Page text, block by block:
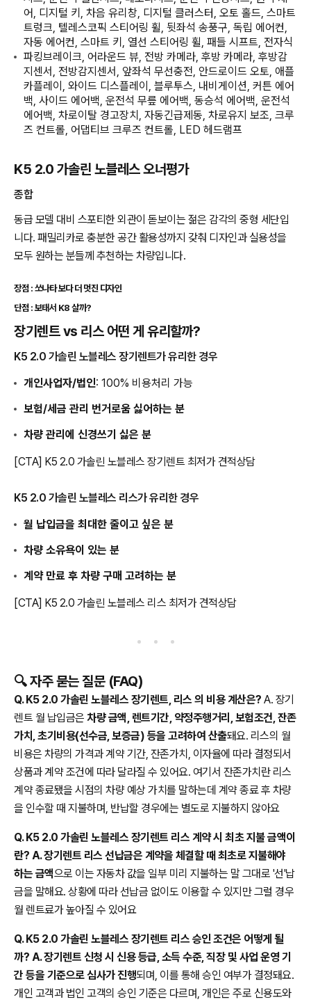
어, 디지털 키, 차음 유리창, 디지털 클러스터, 오토 홀드, 스마트
트렁크, 텔레스코픽 스티어링 휠, 뒷좌석 송풍구, 독립 에어컨,
자동 에어컨, 스마트 키, 열선 스티어링 휠, 패들 시프트, 전자식
파킹브레이크, 어라운드 뷰, 전방 카메라, 후방 카메라, 후방감
지센서, 전방감지센서, 앞좌석 무선충전, 안드로이드 오토, 애플
카플레이, 와이드 디스플레이, 블루투스, 내비게이션, 커튼 에어
백, 사이드 에어백, 운전석 무릎 에어백, 동승석 에어백, 운전석
에어백, 차로이탈 경고장치, 자동긴급제동, 차로유지 보조, 크루
즈 컨트롤, 어댑티브 크루즈 컨트롤, LED 헤드램프
K5 2.0 가솔린 노블레스 오너평가
종합
동급 모델 대비 스포티한 외관이 돋보이는 젊은 감각의 중형 세단입
니다. 패밀리카로 충분한 공간 활용성까지 갖춰 디자인과 실용성을
모두 원하는 분들께 추천하는 차량입니다.
장점 : 쏘나타 보다 더 멋진 디자인
단점 : 보태서 K8 살까?
장기렌트 vs 리스 어떤 게 유리할까?
K5 2.0 가솔린 노블레스 장기렌트가 유리한 경우
개인사업자/법인: 100% 비용처리 가능
보험/세금 관리 번거로움 싫어하는 분
차량 관리에 신경쓰기 싫은 분
[CTA] K5 2.0 가솔린 노블레스 장기렌트 최저가 견적상담
K5 2.0 가솔린 노블레스 리스가 유리한 경우
월 납입금을 최대한 줄이고 싶은 분
차량 소유욕이 있는 분
계약 만료 후 차량 구매 고려하는 분
[CTA] K5 2.0 가솔린 노블레스 리스 최저가 견적상담
🔍 자주 묻는 질문 (FAQ)
Q. K5 2.0 가솔린 노블레스 장기렌트, 리스 의 비용 계산은? A. 장기
렌트 월 납입금은 차량 금액, 렌트기간, 약정주행거리, 보험조건, 잔존
가치, 초기비용(선수금, 보증금) 등을 고려하여 산출돼요. 리스의 월
비용은 차량의 가격과 계약 기간, 잔존가치, 이자율에 따라 결정되서
상품과 계약 조건에 따라 달라질 수 있어요. 여기서 잔존가치란 리스
계약 종료됐을 시점의 차량 예상 가치를 말하는데 계약 종료 후 차량
을 인수할 때 지불하며, 반납할 경우에는 별도로 지불하지 않아요
Q. K5 2.0 가솔린 노블레스 장기렌트 리스 계약 시 최초 지불 금액이
란? A. 장기렌트 리스 선납금은 계약을 체결할 때 최초로 지불해야
하는 금액으로 이는 자동차 값을 일부 미리 지불하는 말 그대로 '선'납
금을 말해요. 상황에 따라 선납금 없이도 이용할 수 있지만 그럴 경우
월 렌트료가 높아질 수 있어요
Q. K5 2.0 가솔린 노블레스 장기렌트 리스 승인 조건은 어떻게 될
까? A. 장기렌트 신청 시 신용 등급, 소득 수준, 직장 및 사업 운영 기
간 등을 기준으로 심사가 진행되며, 이를 통해 승인 여부가 결정돼요.
개인 고객과 법인 고객의 승인 기준은 다르며, 개인은 주로 신용도와